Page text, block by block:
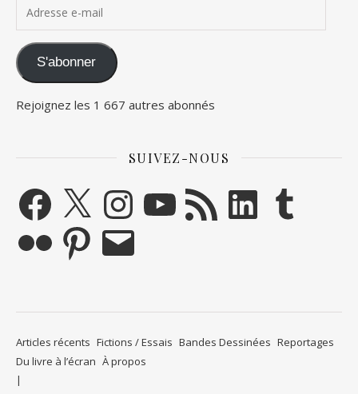
S'abonner
Rejoignez les 1 667 autres abonnés
SUIVEZ-NOUS
Facebook
X InstagramYouTubeFlux RSSLinkedIn Tumblr
PinterestE-mail
Articles récents Fictions / Essais Bandes Dessinées Reportages
Du livre à l’écran À propos